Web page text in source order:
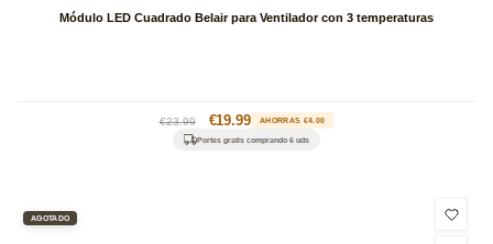
Módulo LED Cuadrado Belair para Ventilador con 3 temperaturas
Precio
habitual
€23.99
Precio
de
€19.99 AHORRAS €4.00
Portes gratis comprando 6 uds
AGOTADO